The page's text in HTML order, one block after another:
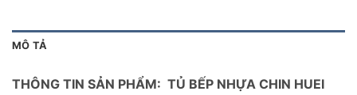
MÔ TẢ
THÔNG TIN SẢN PHẨM: TỦ BẾP NHỰA CHIN HUEI